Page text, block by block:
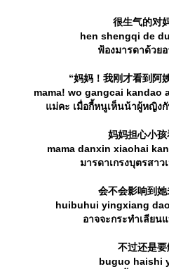
很生气的对
hen shengqi de
ฟ้องมารดาด้ว
“妈妈！我刚才看到阿
mama! wo gangcai kandao
ม่คะ เมื่อกี้หนูเห็นน้าผู้หญิง
妈妈担心小孩
mama danxin xiaohai
มารดาเกรงบุตรสา
会不会影响到她
huibuhui yingxiang
อาจจะกระทำเลียน
不过还是要
buguo haishi